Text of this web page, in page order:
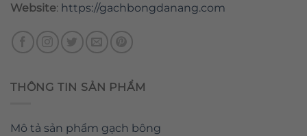
Website: https://gachbongdanang.com
THÔNG TIN SẢN PHẨM
Mô tả sản phẩm gạch bông